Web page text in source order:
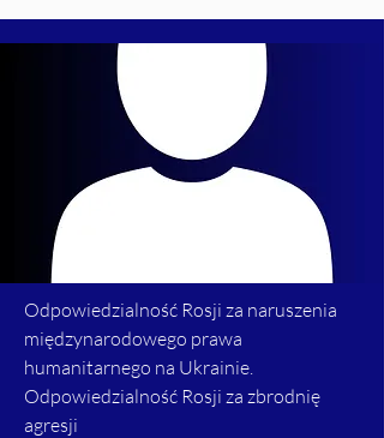
Odpowiedzialność Rosji za naruszenia
międzynarodowego prawa
humanitarnego na Ukrainie.
Odpowiedzialność Rosji za zbrodnię
agresji